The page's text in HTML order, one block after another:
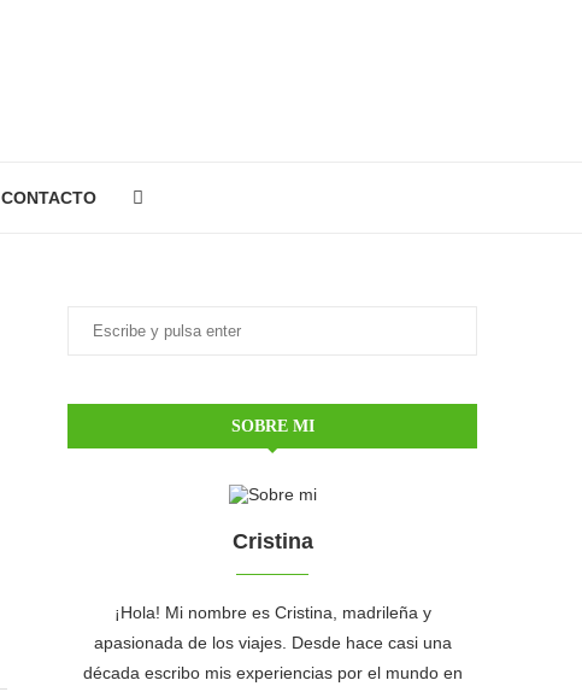
CONTACTO
SOBRE MI
Cristina
¡Hola! Mi nombre es Cristina, madrileña y
apasionada de los viajes. Desde hace casi una
década escribo mis experiencias por el mundo en